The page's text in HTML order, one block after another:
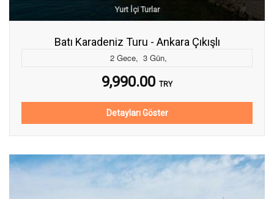
Yurt İçi Turlar
Batı Karadeniz Turu - Ankara Çıkışlı
2 Gece, 3 Gün,
9,990.00 TRY
Detayları Göster